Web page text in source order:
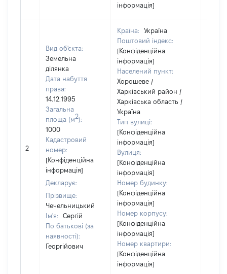
інформація]
2
Вид об'єкта:
Земельна
ділянка
Дата набуття
права:
14.12.1995
Загальна
площа (м2):
1000
Кадастровий
номер:
[Конфіденційна
інформація]
Декларує:
Прізвище:
Чечельницький
Ім'я:
Сергій
По батькові (за
наявності):
Георгійович
Країна:
Україна
Поштовий індекс:
[Конфіденційна
інформація]
Населений пункт:
Хорошеве /
Харківський район /
Харківська область /
Україна
Тип вулиці:
[Конфіденційна
інформація]
Вулиця:
[Конфіденційна
інформація]
Номер будинку:
[Конфіденційна
інформація]
Номер корпусу:
[Конфіденційна
інформація]
Номер квартири:
[Конфіденційна
інформація]